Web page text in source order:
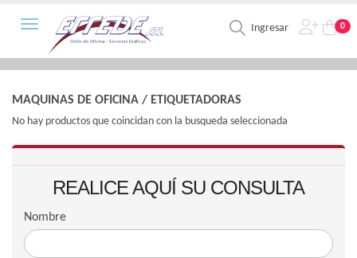
Ingresar 0
Toggle navigation
MAQUINAS DE OFICINA / ETIQUETADORAS
No hay productos que coincidan con la busqueda seleccionada
REALICE AQUÍ SU CONSULTA
Nombre